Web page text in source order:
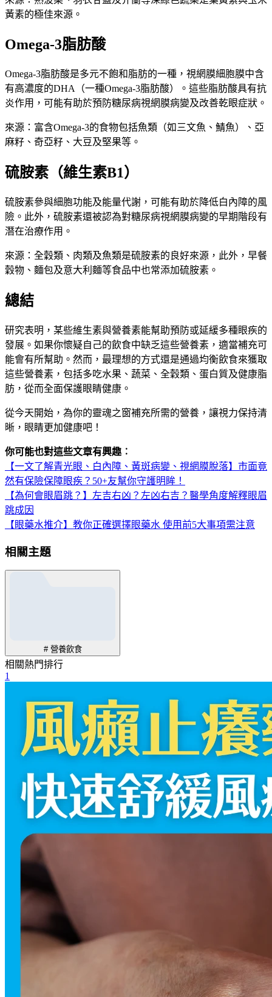
黃素的極佳來源。
Omega-3脂肪酸
Omega-3脂肪酸是多元不飽和脂肪的一種，視網膜細胞膜中含
有高濃度的DHA（一種Omega-3脂肪酸）。這些脂肪酸具有抗
炎作用，可能有助於預防糖尿病視網膜病變及改善乾眼症狀。
來源：富含Omega-3的食物包括魚類（如三文魚、鯖魚）、亞
麻籽、奇亞籽、大豆及堅果等。
硫胺素（維生素B1）
硫胺素參與細胞功能及能量代謝，可能有助於降低白內障的風
險。此外，硫胺素還被認為對糖尿病視網膜病變的早期階段有
潛在治療作用。
來源：全穀類、肉類及魚類是硫胺素的良好來源，此外，早餐
穀物、麵包及意大利麵等食品中也常添加硫胺素。
總結
研究表明，某些維生素與營養素能幫助預防或延緩多種眼疾的
發展。如果你懷疑自己的飲食中缺乏這些營養素，適當補充可
能會有所幫助。然而，最理想的方式還是通過均衡飲食來獲取
這些營養素，包括多吃水果、蔬菜、全穀類、蛋白質及健康脂
肪，從而全面保護眼睛健康。
從今天開始，為你的靈魂之窗補充所需的營養，讓視力保持清
晰，眼睛更加健康吧！
你可能也對這些文章有興趣︰
【一文了解青光眼、白內障、黃斑病變、視網膜脫落】市面竟
然有保險保障眼疾？50+友幫你守護明眸！
【為何會眼眉跳？】左吉右凶？左凶右吉？醫學角度解釋眼眉
跳成因
【眼藥水推介】教你正確選擇眼藥水 使用前5大事項需注意
相關主題
# 營養飲食
相關熱門排行
1